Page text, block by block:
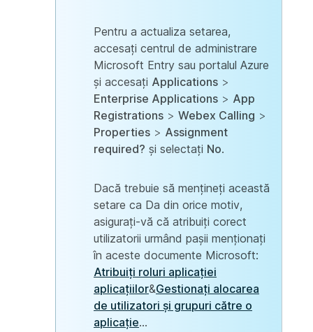
Pentru a actualiza setarea,
accesați centrul de administrare
Microsoft Entry sau portalul Azure
și accesați Applications >
Enterprise Applications > App
Registrations > Webex Calling >
Properties > Assignment
required? și selectați No.
Dacă trebuie să mențineți această
setare ca Da din orice motiv,
asigurați-vă că atribuiți corect
utilizatorii urmând pașii menționați
în aceste documente Microsoft:
Atribuiți roluri aplicației
aplicațiilor&Gestionați alocarea
de utilizatori și grupuri către o
aplicație...